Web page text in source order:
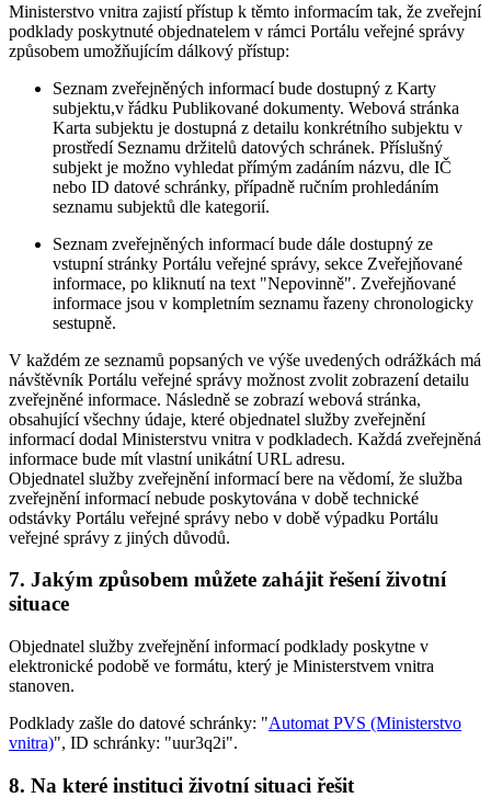
Ministerstvo vnitra zajistí přístup k těmto informacím tak, že zveřejní
podklady poskytnuté objednatelem v rámci Portálu veřejné správy
způsobem umožňujícím dálkový přístup:
Seznam zveřejněných informací bude dostupný z Karty
subjektu,v řádku Publikované dokumenty. Webová stránka
Karta subjektu je dostupná z detailu konkrétního subjektu v
prostředí Seznamu držitelů datových schránek. Příslušný
subjekt je možno vyhledat přímým zadáním názvu, dle IČ
nebo ID datové schránky, případně ručním prohledáním
seznamu subjektů dle kategorií.
Seznam zveřejněných informací bude dále dostupný ze
vstupní stránky Portálu veřejné správy, sekce Zveřejňované
informace, po kliknutí na text "Nepovinně". Zveřejňované
informace jsou v kompletním seznamu řazeny chronologicky
sestupně.
V každém ze seznamů popsaných ve výše uvedených odrážkách má
návštěvník Portálu veřejné správy možnost zvolit zobrazení detailu
zveřejněné informace. Následně se zobrazí webová stránka,
obsahující všechny údaje, které objednatel služby zveřejnění
informací dodal Ministerstvu vnitra v podkladech. Každá zveřejněná
informace bude mít vlastní unikátní URL adresu.
Objednatel služby zveřejnění informací bere na vědomí, že služba
zveřejnění informací nebude poskytována v době technické
odstávky Portálu veřejné správy nebo v době výpadku Portálu
veřejné správy z jiných důvodů.
7. Jakým způsobem můžete zahájit řešení životní
situace
Objednatel služby zveřejnění informací podklady poskytne v
elektronické podobě ve formátu, který je Ministerstvem vnitra
stanoven.
Podklady zašle do datové schránky: "Automat PVS (Ministerstvo
vnitra)", ID schránky: "uur3q2i".
8. Na které instituci životní situaci řešit